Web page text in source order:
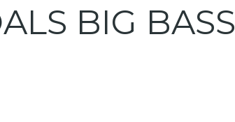
BIG BASS